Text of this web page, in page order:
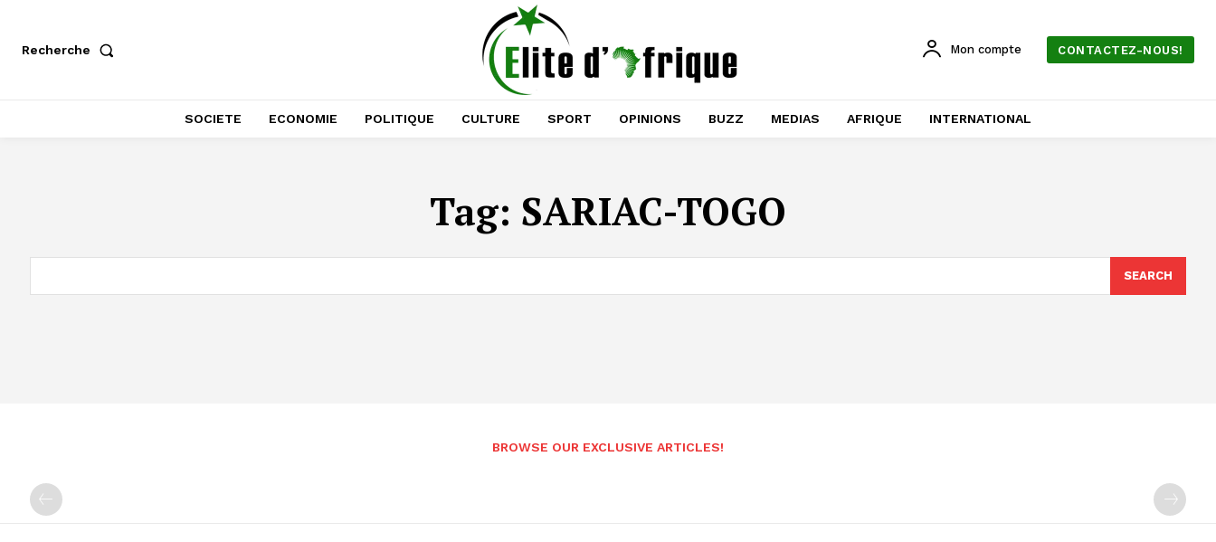
Recherche Mon compte CONTACTEZ-NOUS!
SOCIETE ECONOMIE POLITIQUE CULTURE SPORT OPINIONS BUZZ MEDIAS AFRIQUE INTERNATIONAL
Tag: SARIAC-TOGO
SEARCH
BROWSE OUR EXCLUSIVE ARTICLES!